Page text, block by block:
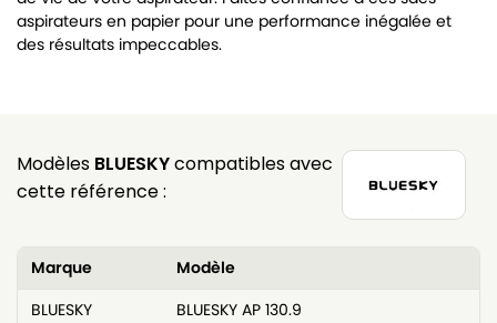
aspirateurs en papier pour une performance inégalée et
des résultats impeccables.
Modèles BLUESKYcompatibles avec
cette référence :
Marque
Modèle
BLUESKY
BLUESKY AP 130.9